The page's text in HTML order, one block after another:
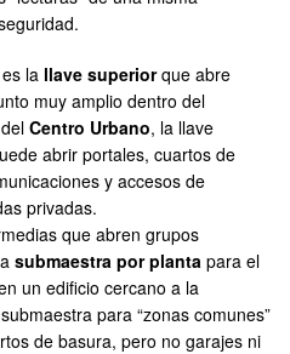
la llave superiorque abre
muy amplio dentro del
delCentro Urbano, la llave
abrir portales, cuartos de
y accesos de
privadas.
que abren grupos
submaestra por planta para el
un edificio cercano a la
para “zonas comunes”
de basura, pero no garajes ni